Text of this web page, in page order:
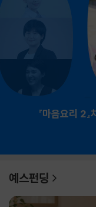
『마음요리 2
예스펀딩